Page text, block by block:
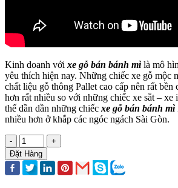
Kinh doanh với xe gỗ bán bánh mì là mô
yêu thích hiện nay. Những chiếc xe gỗ mộc
chất liệu gỗ thông Pallet cao cấp nên rất bền
hơn rất nhiều so với những chiếc xe sắt –
thế dần dần những chiếc xe gỗ bán bánh mì
nhiều hơn ở khắp các ngóc ngách Sài Gòn.
-
+
Đặt Hàng